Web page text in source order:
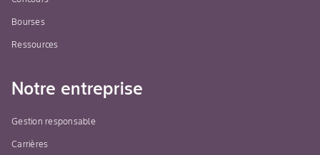
Bourses
Ressources
Notre entreprise
Gestion responsable
Carrières